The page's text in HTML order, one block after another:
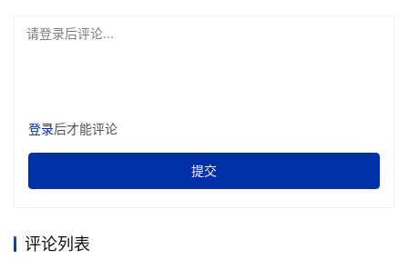
请登录后评论...
登录后才能评论
提交
评论列表